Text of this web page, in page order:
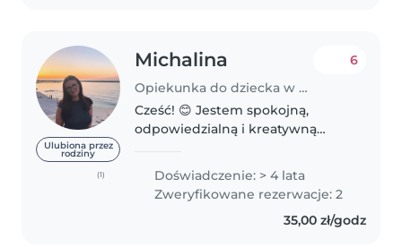
Ulubiona przez
rodziny
(1)
Michalina
Opiekunka do dziecka w Poznań
6
Cześć! 😊 Jestem spokojną,
odpowiedzialną i kreatywną
Ukończyłam szkołę muzyczną II
stopnia, więc chętnie spędzam
Doświadczenie: > 4 lata
Zweryfikowane rezerwacje: 2
35,00 zł/godz